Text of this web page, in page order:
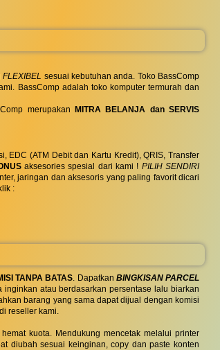
FLEXIBEL sesuai kebutuhan anda. Toko BassComp
BassComp adalah toko komputer termurah dan
merupakan
MITRA BELANJA dan SERVIS
EDC (ATM Debit dan Kartu Kredit), QRIS, Transfer
aksesories spesial dari kami ! PILIH SENDIRI
jaringan dan aksesoris yang paling favorit dicari
:
TANPA BATAS. Dapatkan BINGKISAN PARCEL
inginkan atau berdasarkan persentase lalu biarkan
barang yang sama dapat dijual dengan komisi
reseller kami.
kuota. Mendukung mencetak melalui printer
diubah sesuai keinginan, copy dan paste konten